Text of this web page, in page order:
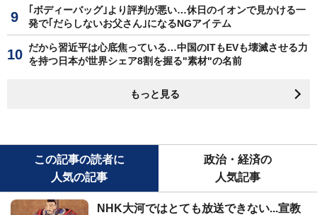
｢ボディーバッグ｣より評判が悪い…休日のイオンで見かける一
発で｢だらしないお父さん｣になるNGアイテム
だから習近平は心底焦っている…中国のITもEVも壊滅させる力
を持つ日本が世界シェア8割を握る"素材"の名前
もっと見る
この記事の読者に
人気の記事
政治・経済の
人気記事
NHK大河ではとても放送できない...宣教